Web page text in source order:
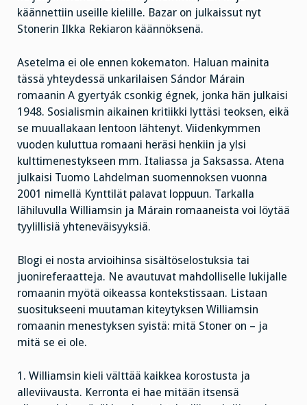
käännettiin useille kielille. Bazar on julkaissut nyt
Stonerin Ilkka Rekiaron käännöksenä.
Asetelma ei ole ennen kokematon. Haluan mainita
tässä yhteydessä unkarilaisen Sándor Márain
romaanin A gyertyák csonkig égnek, jonka hän julkaisi
1948. Sosialismin aikainen kritiikki lyttäsi teoksen, eikä
se muuallakaan lentoon lähtenyt. Viidenkymmen
vuoden kuluttua romaani heräsi henkiin ja ylsi
kulttimenestykseen mm. Italiassa ja Saksassa. Atena
julkaisi Tuomo Lahdelman suomennoksen vuonna
2001 nimellä Kynttilät palavat loppuun. Tarkalla
lähiluvulla Williamsin ja Márain romaaneista voi löytää
tyylillisiä yhteneväisyyksiä.
Blogi ei nosta arvioihinsa sisältöselostuksia tai
juonireferaatteja. Ne avautuvat mahdolliselle lukijalle
romaanin myötä oikeassa kontekstissaan. Listaan
suositukseeni muutaman kiteytyksen Williamsin
romaanin menestyksen syistä: mitä Stoner on – ja
mitä se ei ole.
1. Williamsin kieli välttää kaikkea korostusta ja
alleviivausta. Kerronta ei hae mitään itsensä